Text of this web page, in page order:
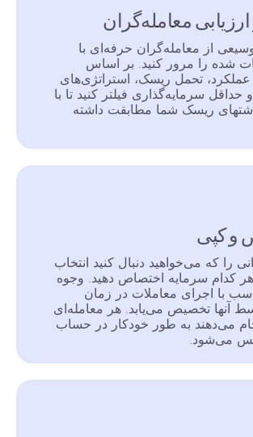
معامله‌گران
از معامله‌گران حرفه‌ای با
شده را مرور کنید. بر اساس
عملکرد، تحمل ریسک، استراتژی‌های
حداقل سرمایه‌گذاری فیلتر کنید تا با
ریسک شما مطابقت داشته
و کپی
را که می‌خواهید دنبال کنید انتخاب
هر کدام سرمایه اختصاص دهید. وجوه
با اجرای معاملات در زمان
آنها تخصیص می‌یابد. هر معامله‌ای
می‌دهند به طور خودکار در حساب
می‌شود.